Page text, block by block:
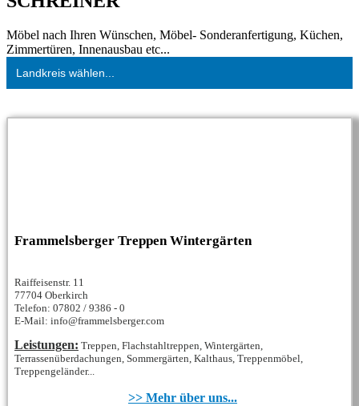
Möbel nach Ihren Wünschen, Möbel- Sonderanfertigung, Küchen,
Zimmertüren, Innenausbau etc...
Landkreis wählen...
Frammelsberger Treppen Wintergärten
Raiffeisenstr. 11
77704 Oberkirch
Telefon: 07802 / 9386 - 0
E-Mail: info@frammelsberger.com
Leistungen: Treppen, Flachstahltreppen, Wintergärten,
Terrassenüberdachungen, Sommergärten, Kalthaus, Treppenmöbel,
Treppengeländer...
>> Mehr über uns...